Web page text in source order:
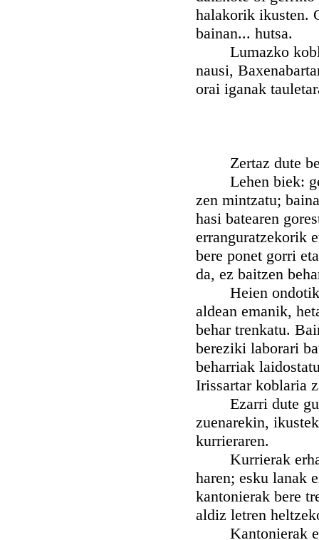
halakorik ikusten.
bainan... hutsa.
Lumazko
nausi,
orai iganak
Zertaz dute
Lehen biek:
zen mintzatu;
hasi batearen
erranguratzekorik
bere ponet gorri
da, ez baitzen
Heien ondotik
aldean emanik,
behar trenkatu.
bereziki laborari
beharriak
Irissartar koblaria
Ezarri dute gure
zuenarekin,
kurrieraren.
Kurrierak
haren; esku lanak
kantonierak bere
aldiz letren
Kantonierak ez